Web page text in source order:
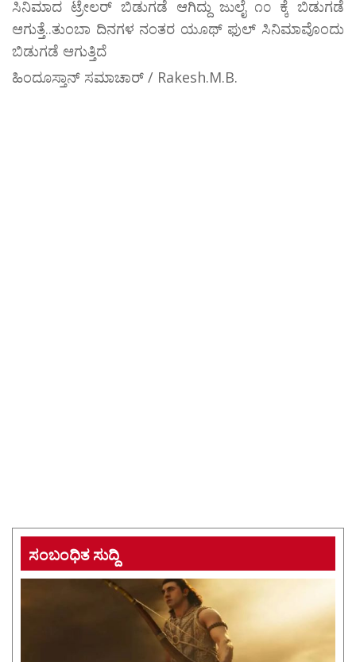
ಸಿನಿಮಾದ ಟ್ರೇಲರ್ ಬಿಡುಗಡೆ ಆಗಿದ್ದು ಜುಲೈ ೧೦ ಕ್ಕೆ ಬಿಡುಗಡೆ
ಆಗುತ್ತೆ..ತುಂಬಾ ದಿನಗಳ ನಂತರ ಯೂಥ್ ಫುಲ್ ಸಿನಿಮಾವೊಂದು
ಬಿಡುಗಡೆ ಆಗುತ್ತಿದೆ
ಹಿಂದೂಸ್ತಾನ್ ಸಮಾಚಾರ್ / Rakesh.M.B.
ಸಂಬಂಧಿತ ಸುದ್ದಿ